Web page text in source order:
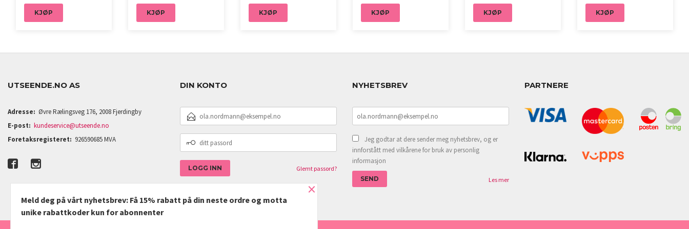
KJØP KJØP KJØP KJØP KJØP KJØP
UTSEENDE.NO AS
Adresse: Øvre Rælingsveg 176, 2008 Fjerdingby
E-post: kundeservice@utseende.no
Foretaksregisteret: 926590685 MVA
DIN KONTO
POSTADRESSE
PASSORD
Glemt passord?
NYHETSBREV
Jeg godtar at dere sender meg nyhetsbrev, og er
innforstått med vilkårene for bruk av personlig
informasjon
Les mer
PARTNERE
×
Meld deg på vårt nyhetsbrev: Få 15% rabatt på din neste ordre og motta
unike rabattkoder kun for abonnenter